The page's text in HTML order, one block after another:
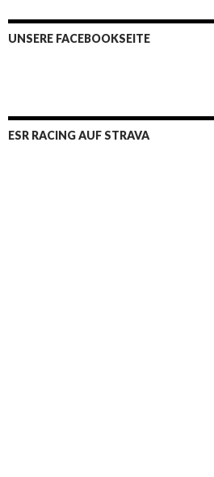
UNSERE FACEBOOKSEITE
ESR RACING AUF STRAVA